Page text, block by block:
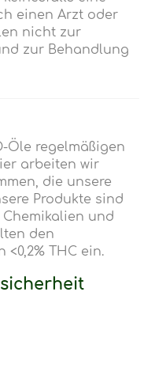
einen Arzt oder
nicht zur
zur Behandlung
Öle regelmäßigen
arbeiten wir
die unsere
Produkte sind
und
den
THC ein.